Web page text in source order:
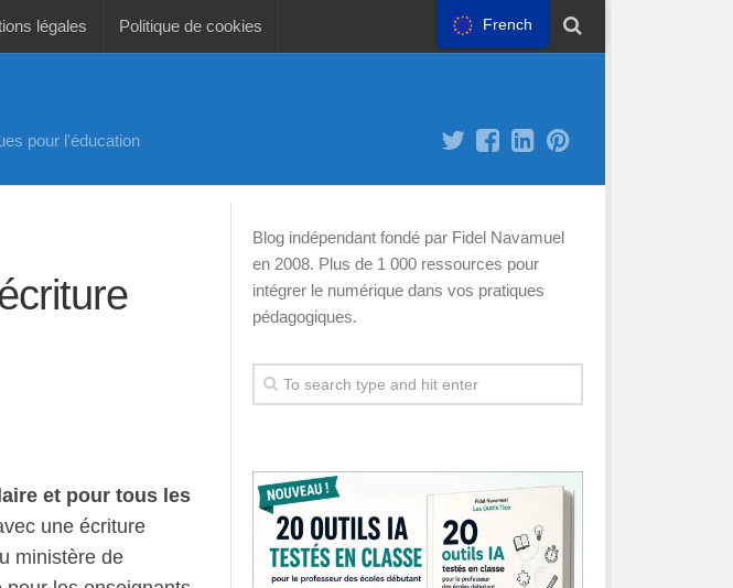
légales Politique de cookies
pour l'éducation
et pour tous les
une écriture
ministère de
Blog indépendant fondé par Fidel Navamuel
en 2008. Plus de 1 000 ressources pour
intégrer le numérique dans vos pratiques
pédagogiques.
French